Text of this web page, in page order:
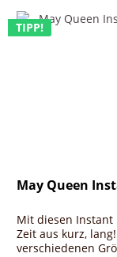
TIPP!
May Queen
Mit diesen Instant
Zeit aus kurz,
verschiedenen